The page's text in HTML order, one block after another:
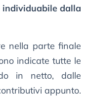
dalla
nella parte finale
indicate tutte le
in netto, dalle
appunto.